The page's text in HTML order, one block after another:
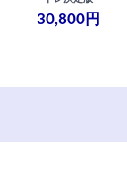
30,800円